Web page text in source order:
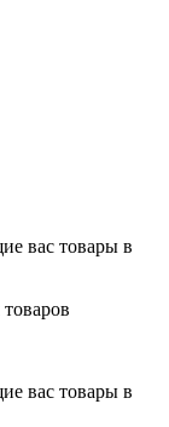
вас товары в
вас товары в